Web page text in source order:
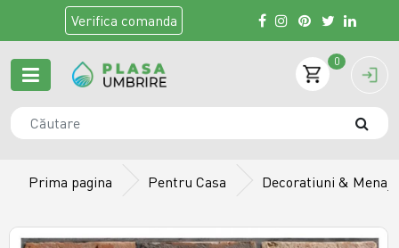
Verifica comanda
0
Prima pagina Pentru Casa Decoratiuni & Menaj